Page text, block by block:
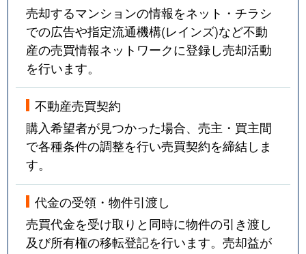
売却するマンションの情報をネット・チラシ
での広告や指定流通機構(レインズ)など不動
産の売買情報ネットワークに登録し売却活動
を行います。
不動産売買契約
購入希望者が見つかった場合、売主・買主間
で各種条件の調整を行い売買契約を締結しま
す。
代金の受領・物件引渡し
売買代金を受け取りと同時に物件の引き渡し
及び所有権の移転登記を行います。売却益が